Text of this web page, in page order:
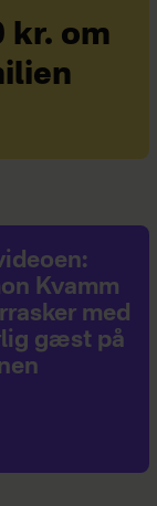
kr. om
Kvamm
med
gæst på